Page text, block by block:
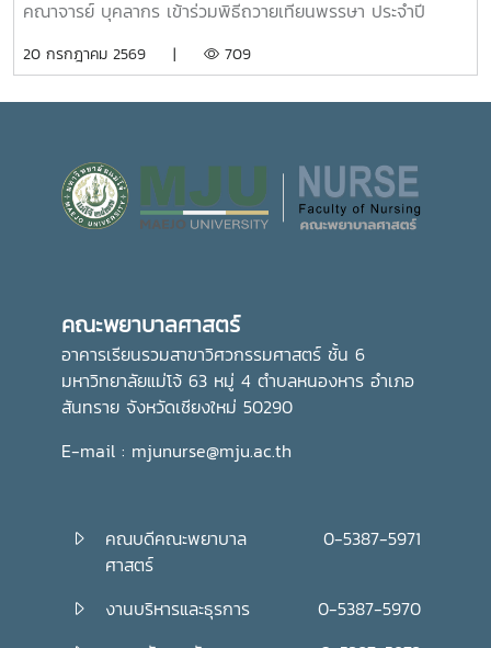
ส่งเสริมการเรียนรู้นอกห้องเรียน สร้างเครือข่ายความร่วมมือ
ระหว่างหน่วยงาน พัฒนาทักษะการคิดวิเคราะห์ การแก้ไขปัญหา
ตลอดจนการปรับตัวในรั้วมหาวิทยาลัย อันเป็นรากฐานสำคัญใน
การก้าวสู่การเป็นวิชาชีพพยาบาลที่มีคุณธรรมและจริยธรรมต่อไป
อย่างเป็นรูปธรรม สะท้อนถึงความมุ่งมั่นในการสร้างสภาพ
ดีของนักศึกษาอย่างรอบด้าน
คณาจารย์ บุคลากร เข้าร่วมพิธีถวายเทียนพรรษา ประจำปี
ประธานในพิธี ณ อาคารแผ่พืชน์ มหาวิทยาลัยแม่โจ้ผู้เข้าร่วมพิธี
อีกทั้งยังเป็นการส่งเสริมการอนุรักษ์ศิลปวัฒนธรรมและปลูกฝัง
คุณธรรม จริยธรรม ตลอดจนสร้างความเป็นสิริมงคลแก่ชีวิต
คณะพยาบาลศาสตร์ มุ่งมั่น ส่งเสริมให้บุคลากรมีส่วนร่วมในการ
ต่อไปอย่างไรก็ตาม พิธีถวายเทียนพรรษาในครั้งนี้ จัดโดย กอง
ส่งเสริมศิลปวัฒนธรรม มหาวิทยาลัยแม่โจ้
20 กรกฎาคม 2569 | 709
คณะพยาบาลศาสตร์
อาคารเรียนรวมสาขาวิศวกรรมศาสตร์ ชั้น 6
มหาวิทยาลัยแม่โจ้ 63 หมู่ 4 ตำบลหนองหาร อำเภอ
สันทราย จังหวัดเชียงใหม่ 50290
E-mail : mjunurse@mju.ac.th
คณบดีคณะพยาบาล
ศาสตร์
0-5387-5971
งานบริหารและธุรการ
0-5387-5970